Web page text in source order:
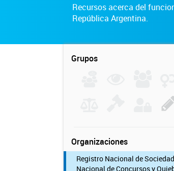
Recursos acerca del
República Argentina.
Grupos
Organizaciones
Registro Nacional de
Nacional de Concursos y